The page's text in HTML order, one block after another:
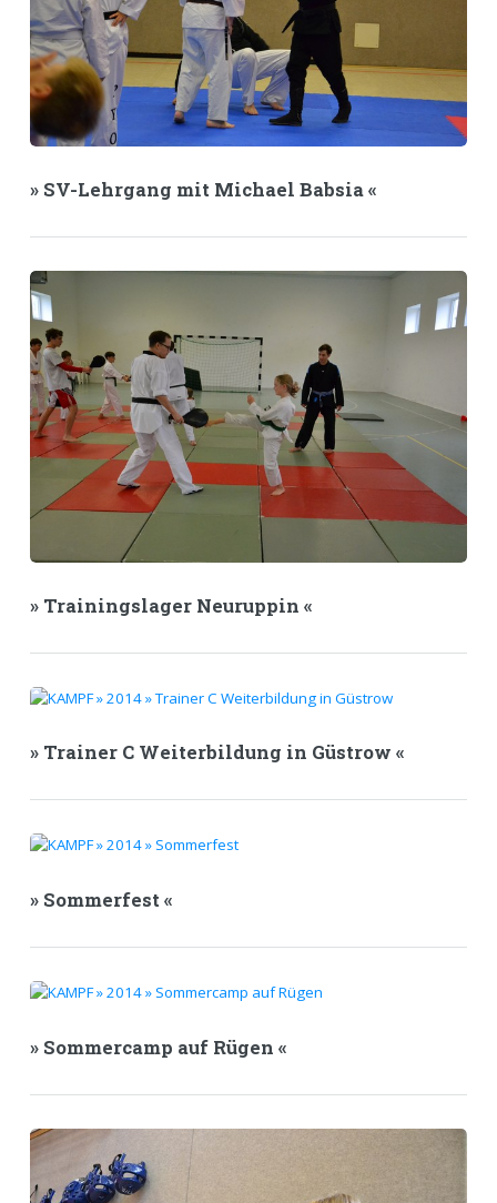
» SV-Lehrgang mit Michael Babsia «
» Trainingslager Neuruppin «
» Trainer C Weiterbildung in Güstrow «
» Sommerfest «
» Sommercamp auf Rügen «